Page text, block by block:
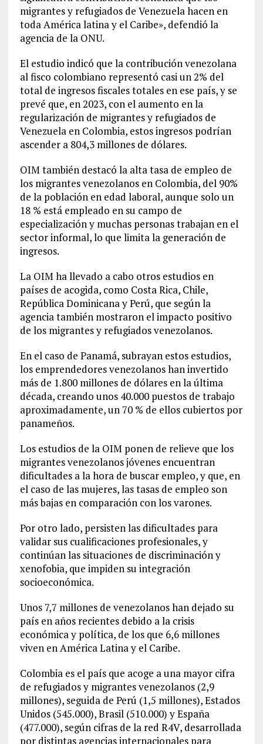
migrantes y refugiados de Venezuela hacen en
toda América latina y el Caribe», defendió la
agencia de la ONU.
El estudio indicó que la contribución venezolana
al fisco colombiano representó casi un 2% del
total de ingresos fiscales totales en ese país, y se
prevé que, en 2023, con el aumento en la
regularización de migrantes y refugiados de
Venezuela en Colombia, estos ingresos podrían
ascender a 804,3 millones de dólares.
OIM también destacó la alta tasa de empleo de
los migrantes venezolanos en Colombia, del 90%
de la población en edad laboral, aunque solo un
18 % está empleado en su campo de
especialización y muchas personas trabajan en el
sector informal, lo que limita la generación de
ingresos.
La OIM ha llevado a cabo otros estudios en
países de acogida, como Costa Rica, Chile,
República Dominicana y Perú, que según la
agencia también mostraron el impacto positivo
de los migrantes y refugiados venezolanos.
En el caso de Panamá, subrayan estos estudios,
los emprendedores venezolanos han invertido
más de 1.800 millones de dólares en la última
década, creando unos 40.000 puestos de trabajo
aproximadamente, un 70 % de ellos cubiertos por
panameños.
Los estudios de la OIM ponen de relieve que los
migrantes venezolanos jóvenes encuentran
dificultades a la hora de buscar empleo, y que, en
el caso de las mujeres, las tasas de empleo son
más bajas en comparación con los varones.
Por otro lado, persisten las dificultades para
validar sus cualificaciones profesionales, y
continúan las situaciones de discriminación y
xenofobia, que impiden su integración
socioeconómica.
Unos 7,7 millones de venezolanos han dejado su
país en años recientes debido a la crisis
económica y política, de los que 6,6 millones
viven en América Latina y el Caribe.
Colombia es el país que acoge a una mayor cifra
de refugiados y migrantes venezolanos (2,9
millones), seguida de Perú (1,5 millones), Estados
Unidos (545.000), Brasil (510.000) y España
(477.000), según cifras de la red R4V, desarrollada
por distintas agencias internacionales para